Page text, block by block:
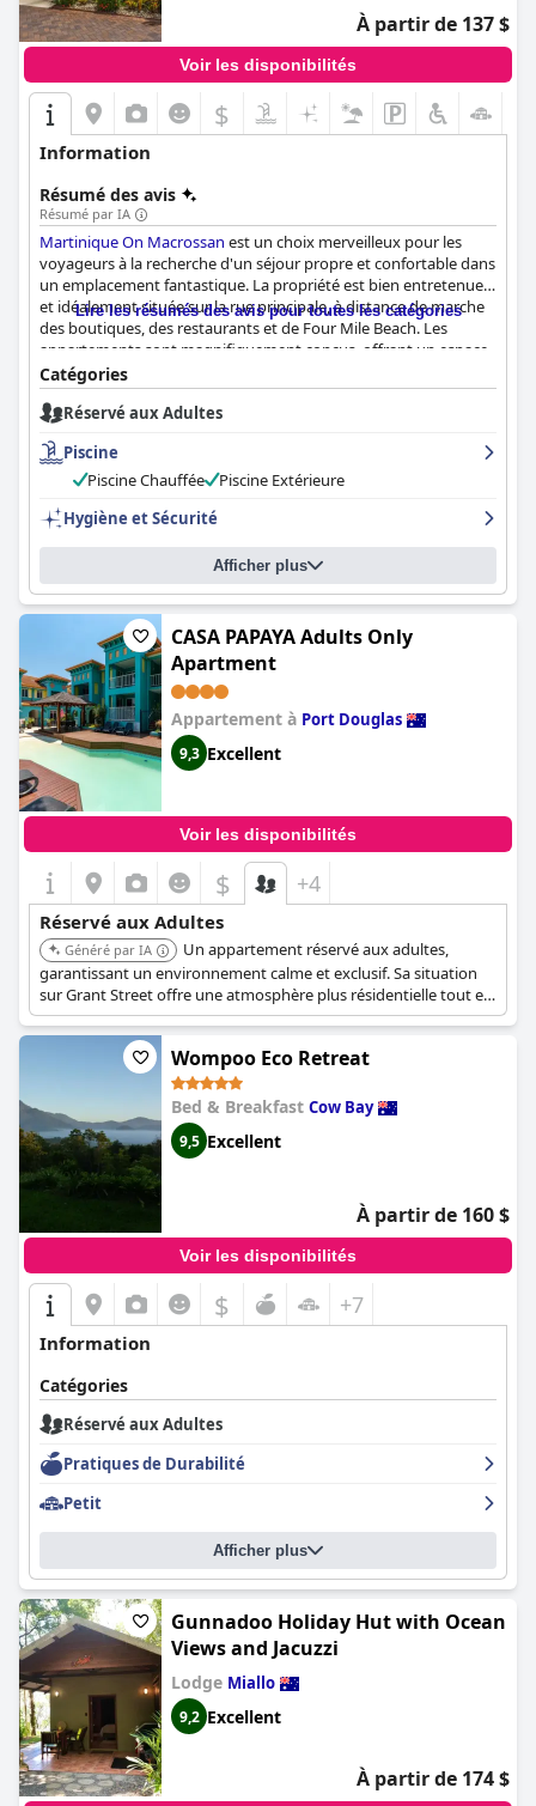
À partir de 137 $
Voir les disponibilités
$
Information
Résumé des avis
Résumé par IA
Martinique On Macrossan est un choix merveilleux pour les
voyageurs à la recherche d'un séjour propre et confortable dans
un emplacement fantastique. La propriété est bien entretenue
et idéalement située sur la rue principale, à distance de marche
des boutiques, des restaurants et de Four Mile Beach. Les
appartements sont magnifiquement conçus, offrant un espace
de vie spacieux et invitant avec des balcons incroyables offrant
une vue imprenable sur les environs. De plus, les visiteurs ont
vanté les lits fantastiques, les qualifiant de haut de gamme et
d'extrêmement confortables. Le personnel est amical et
arrangeant, les propriétaires, Ken et Colin, étant
particulièrement bien informés sur la région. Les espaces piscine
culminant particulier. Bien que certains clients aient mentionné
que les appartements sont petits, ils sont néanmoins bien
aménagés et parfaits pour les couples. Dans l'ensemble, les
visiteurs recommandent vivementMartinique On Macrossanet
beaucoup déclarent qu'ils reviendraient sans hésiter dans ce
charmant appartement qui répond à tous leurs besoins.
Lire les résumés des avis pour toutes les catégories
Catégories
Réservé aux Adultes
Piscine
Piscine Chauffée
Piscine Extérieure
Hygiène et Sécurité
Afficher plus
CASA PAPAYA Adults Only
Apartment
Appartement à Port Douglas
9,3 Excellent
Voir les disponibilités
$ +4
Réservé aux Adultes
Généré par IA
Un appartement réservé aux adultes,
garantissant un environnement calme et exclusif. Sa situation
sur Grant Street offre une atmosphère plus résidentielle tout en
restant accessible aux commodités de Port Douglas.
Wompoo Eco Retreat
Bed & Breakfast Cow Bay
9,5 Excellent
À partir de 160 $
Voir les disponibilités
$ +7
Information
Catégories
Réservé aux Adultes
Pratiques de Durabilité
Petit
Afficher plus
Gunnadoo Holiday Hut with Ocean
Views and Jacuzzi
Lodge Miallo
9,2 Excellent
À partir de 174 $